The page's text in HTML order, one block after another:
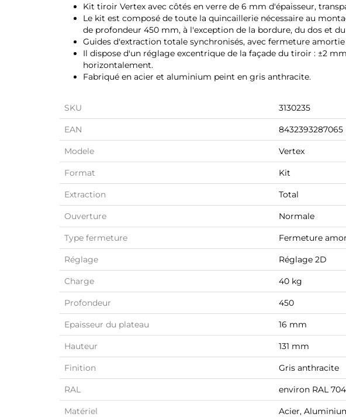
Kit tiroir Vertex avec côtés en verre de 6 mm d'épaisseur,
Le kit est composé de toute la quincaillerie nécessaire au
de profondeur 450 mm, à l'exception de la bordure, du dos et
Guides d'extraction totale synchronisés, avec fermeture
Il dispose d'un réglage excentrique de la façade du tiroir : ±2
horizontalement.
Fabriqué en acier et aluminium peint en gris anthracite.
SKU 3130235
EAN 8432393287065
Modele Vertex
Format Kit
Extraction Total
Ouverture Normale
Type fermeture Fermeture
Réglage Réglage 2D
Charge 40 kg
Profondeur 450
Epaisseur du plateau 16 mm
Hauteur 131 mm
Finition Gris anthracite
RAL environ RAL
Matériel Acier,